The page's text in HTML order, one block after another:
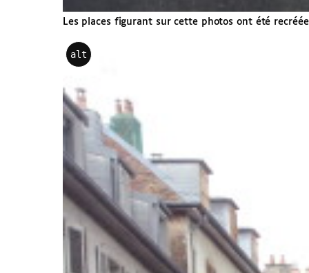
Les places figurant sur cette photos ont été
alt